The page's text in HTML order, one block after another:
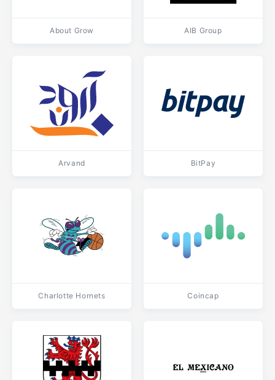
About Grow AIB Group
Arvand BitPay
Charlotte Hornets Coincap